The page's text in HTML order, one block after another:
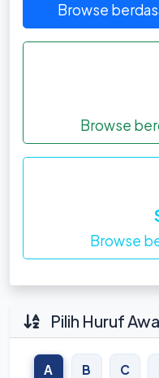
Browse
Browse
Browse
Pilih Huruf
A B C